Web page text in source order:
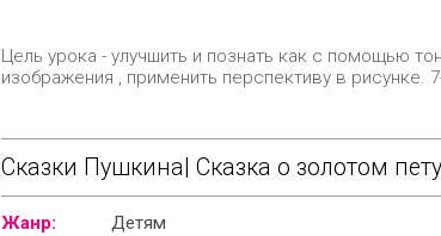
Цель урока - улучшить и познать как с помощью
изображения , применить перспективу в рисунке.
Сказки Пушкина| Сказка о золотом
Жанр:
Детям